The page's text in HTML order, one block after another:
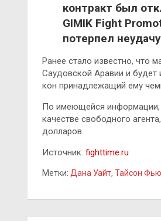
контракт был
GIMIK Fight
потерпел
Ранее стало известно, что
Саудовской Аравии и будет
кон принадлежащий ему
По имеющейся информации,
качестве свободного
долларов.
Источник: fighttime.ru
Метки: Дана Уайт, Тайсон